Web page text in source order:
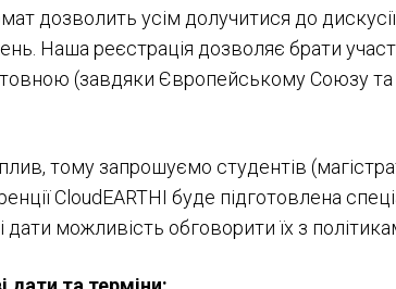
дозволить усім долучитися до
Наша реєстрація дозволяє брати
(завдяки Європейському Союзу та
тому запрошуємо студентів
CloudEARTHI буде підготовлена
дати можливість обговорити їх з